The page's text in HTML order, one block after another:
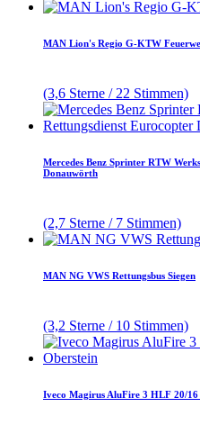
MAN Lion's Regio G-KTW
(3,6 Sterne / 22 Stimmen)
Mercedes Benz Sprinter RTW
Donauwörth
(2,7 Sterne / 7 Stimmen)
MAN NG VWS Rettungsbus Siegen
(3,2 Sterne / 10 Stimmen)
Iveco Magirus AluFire 3 HLF 20/